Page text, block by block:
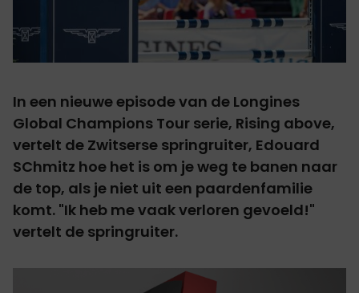
In een nieuwe episode van de Longines
Global Champions Tour serie, Rising above,
vertelt de Zwitserse springruiter, Edouard
SChmitz hoe het is om je weg te banen naar
de top, als je niet uit een paardenfamilie
komt. "Ik heb me vaak verloren gevoeld!"
vertelt de springruiter.